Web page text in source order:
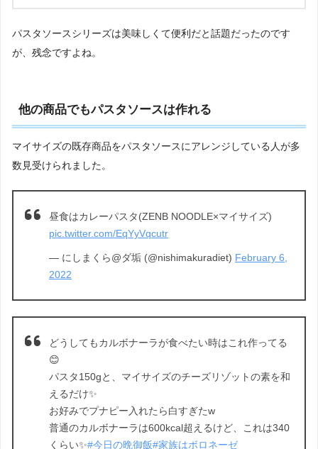
パスタソースシリーズは美味しくて便利だと話題だったのです
が、残念ですよね。
他の商品でもパスタソースは作れる
マイサイズの既存商品をパスタソースにアレンジしている人が多
数見受けられました。
昼食はカレーパスタ(ZENB NOODLE×マイサイズ)
pic.twitter.com/EqYyVqcutr
— にしまくら@ダ垢 (@nishimakuradiet) February 6,
2022
どうしてもカルボナーラが食べたい時はこれ作ってる
😊
パスタ150gと、マイサイズのチーズリゾットの素を和
えるだけ✨
お好みでプナピー入れたら白すぎたw
普通のカルボナーラは600kcal超えるけど、これは340
くらい✨#今日の晩御飯#家族はボロネーゼ